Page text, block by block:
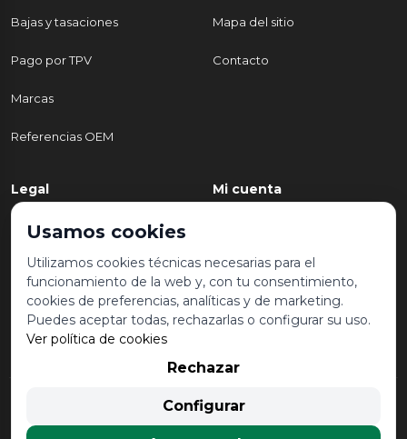
Bajas y tasaciones
Pago por TPV
Marcas
Referencias OEM
Mapa del sitio
Contacto
Legal
Política de Privacidad
Aviso legal y condiciones de
uso
Política de Cookies
Mi cuenta
Mis pedidos
Lista de deseos
© 2026 Desguace Malvarrosa. Todos los derechos reservados |
Desarrollado por
Usamos cookies
Utilizamos cookies técnicas necesarias para el
funcionamiento de la web y, con tu consentimiento,
cookies de preferencias, analíticas y de marketing.
Puedes aceptar todas, rechazarlas o configurar su uso.
Ver política de cookies
Rechazar
Configurar